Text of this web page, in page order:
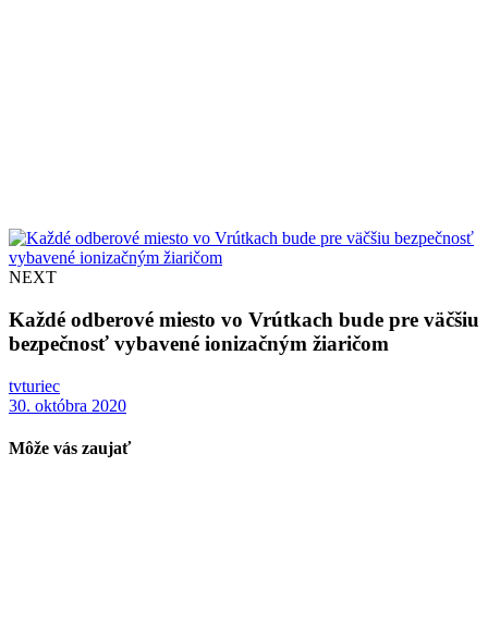
NEXT
Každé odberové miesto vo Vrútkach bude pre väčšiu
bezpečnosť vybavené ionizačným žiaričom
tvturiec
30. októbra 2020
Môže vás zaujať